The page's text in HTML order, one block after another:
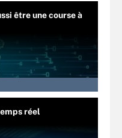
être une course à
réel